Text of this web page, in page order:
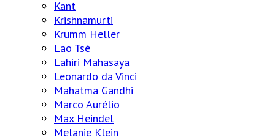
Kant
Krishnamurti
Krumm Heller
Lao Tsé
Lahiri Mahasaya
Leonardo da Vinci
Mahatma Gandhi
Marco Aurélio
Max Heindel
Melanie Klein